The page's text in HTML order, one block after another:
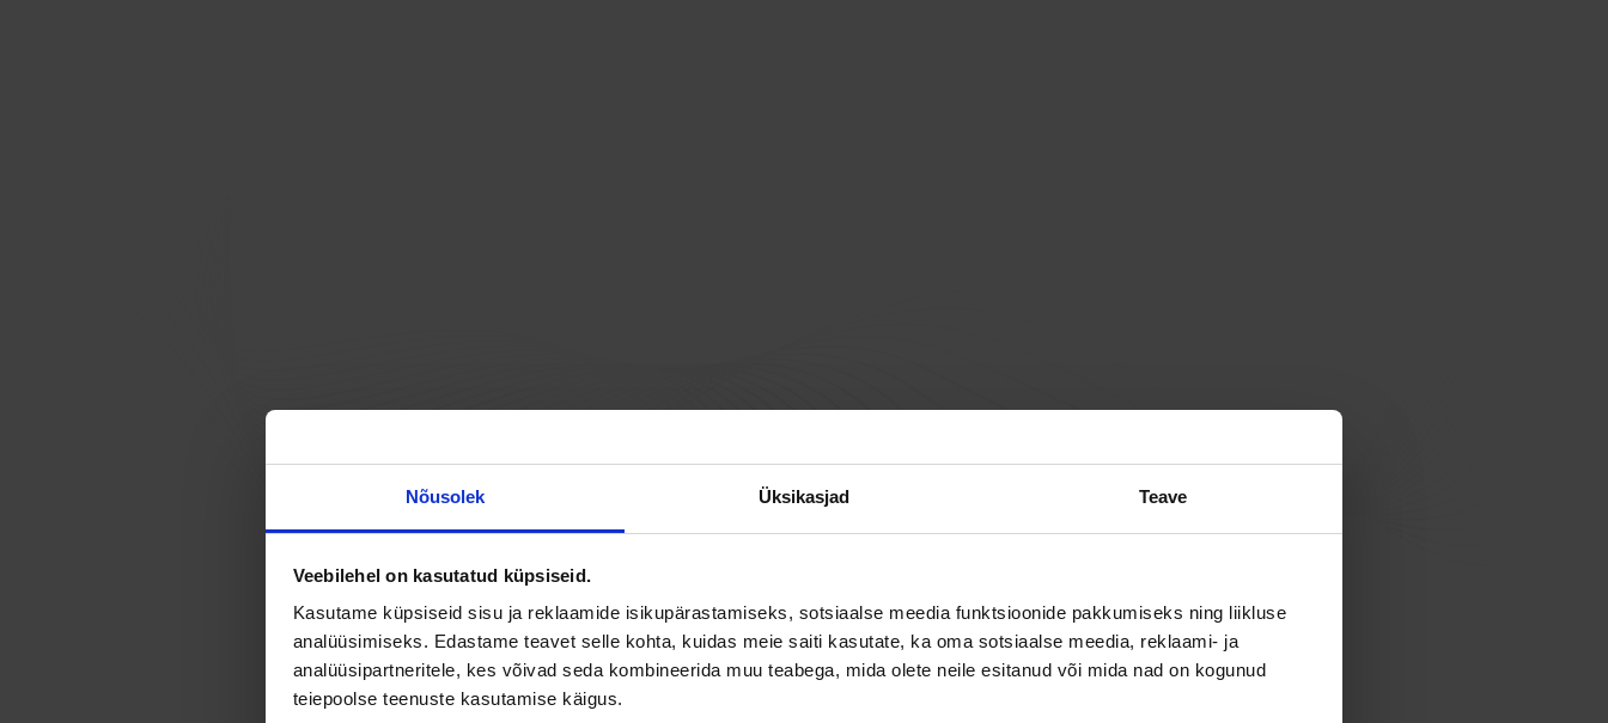
Nõusolek Üksikasjad Teave
Veebilehel on kasutatud küpsiseid.
Kasutame küpsiseid sisu ja reklaamide isikupärastamiseks, sotsiaalse meedia funktsioonide pakkumiseks ning liikluse
analüüsimiseks. Edastame teavet selle kohta, kuidas meie saiti kasutate, ka oma sotsiaalse meedia, reklaami- ja
analüüsipartneritele, kes võivad seda kombineerida muu teabega, mida olete neile esitanud või mida nad on kogunud
teiepoolse teenuste kasutamise käigus.